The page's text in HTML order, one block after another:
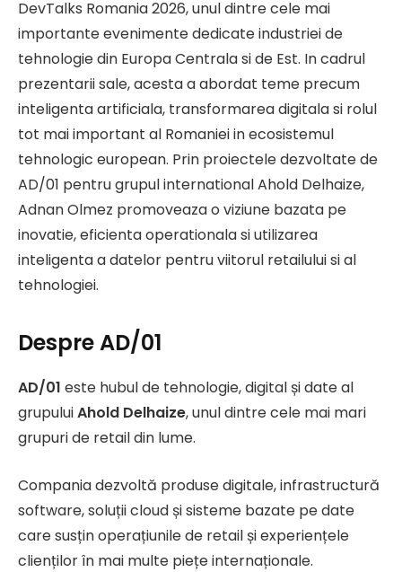
DevTalks Romania 2026, unul dintre cele mai
importante evenimente dedicate industriei de
tehnologie din Europa Centrala si de Est. In cadrul
prezentarii sale, acesta a abordat teme precum
inteligenta artificiala, transformarea digitala si rolul
tot mai important al Romaniei in ecosistemul
tehnologic european. Prin proiectele dezvoltate de
AD/01 pentru grupul international Ahold Delhaize,
Adnan Olmez promoveaza o viziune bazata pe
inovatie, eficienta operationala si utilizarea
inteligenta a datelor pentru viitorul retailului si al
tehnologiei.
Despre AD/01
AD/01 este hubul de tehnologie, digital și date al
grupuluiAhold Delhaize, unul dintre cele mai mari
grupuri de retail din lume.
Compania dezvoltă produse digitale, infrastructură
software, soluții cloud și sisteme bazate pe date
care susțin operațiunile de retail și experiențele
clienților în mai multe piețe internaționale.